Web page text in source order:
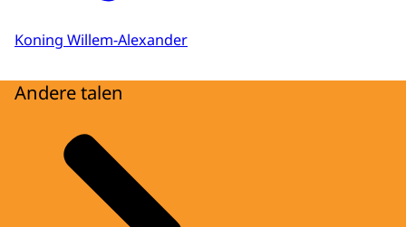
Koning Willem-Alexander
Andere talen